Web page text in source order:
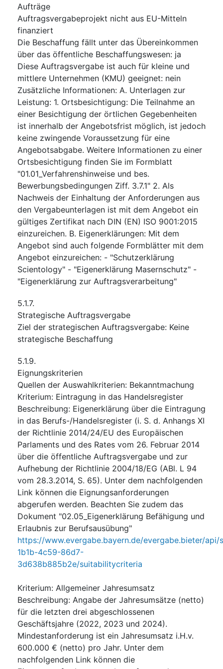
Aufträge
Auftragsvergabeprojekt nicht aus EU-Mitteln
finanziert
Die Beschaffung fällt unter das Übereinkommen
über das öffentliche Beschaffungswesen: ja
Diese Auftragsvergabe ist auch für kleine und
mittlere Unternehmen (KMU) geeignet: nein
Zusätzliche Informationen: A. Unterlagen zur
Leistung: 1. Ortsbesichtigung: Die Teilnahme an
einer Besichtigung der örtlichen Gegebenheiten
ist innerhalb der Angebotsfrist möglich, ist jedoch
keine zwingende Voraussetzung für eine
Angebotsabgabe. Weitere Informationen zu einer
Ortsbesichtigung finden Sie im Formblatt
"01.01_Verfahrenshinweise und bes.
Bewerbungsbedingungen Ziff. 3.7.1" 2. Als
Nachweis der Einhaltung der Anforderungen aus
den Vergabeunterlagen ist mit dem Angebot ein
gültiges Zertifikat nach DIN (EN) ISO 9001:2015
einzureichen. B. Eigenerklärungen: Mit dem
Angebot sind auch folgende Formblätter mit dem
Angebot einzureichen: - "Schutzerklärung
Scientology" - "Eigenerklärung Masernschutz" -
"Eigenerklärung zur Auftragsverarbeitung"
5.1.7.
Strategische Auftragsvergabe
Ziel der strategischen Auftragsvergabe: Keine
strategische Beschaffung
5.1.9.
Eignungskriterien
Quellen der Auswahlkriterien: Bekanntmachung
Kriterium: Eintragung in das Handelsregister
Beschreibung: Eigenerklärung über die Eintragung
in das Berufs-/Handelsregister (i. S. d. Anhangs XI
der Richtlinie 2014/24/EU des Europäischen
Parlaments und des Rates vom 26. Februar 2014
über die öffentliche Auftragsvergabe und zur
Aufhebung der Richtlinie 2004/18/EG (ABl. L 94
vom 28.3.2014, S. 65). Unter dem nachfolgenden
Link können die Eignungsanforderungen
abgerufen werden. Beachten Sie zudem das
Dokument "02.05_Eigenerklärung Befähigung und
Erlaubnis zur Berufsausübung"
https://www.evergabe.bayern.de/evergabe.bieter/
1b1b-4c59-86d7-
3d638b885b2e/suitabilitycriteria
Kriterium: Allgemeiner Jahresumsatz
Beschreibung: Angabe der Jahresumsätze (netto)
für die letzten drei abgeschlossenen
Geschäftsjahre (2022, 2023 und 2024).
Mindestanforderung ist ein Jahresumsatz i.H.v.
600.000 € (netto) pro Jahr. Unter dem
nachfolgenden Link können die